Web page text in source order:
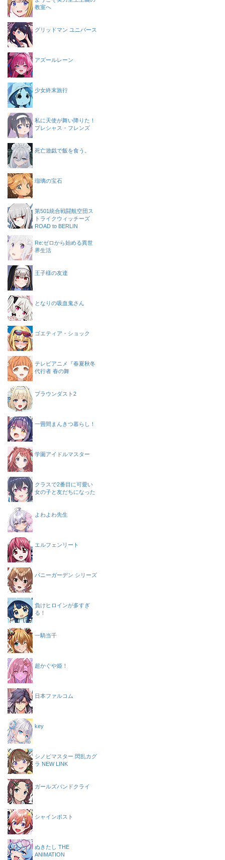
教室へ
グリッドマン ユニバース
アズールレーン
少女終末旅行
私に天使が舞い降りた！
プレシャス・フレンズ
死亡遊戯で飯を食う。
瑠璃の宝石
第501統合戦闘航空団ス
トライクウィッチーズ
ROAD to BERLIN
Re:ゼロから始める異世
界生活
王子様の友達
となりの吸血鬼さん
ゴエティア・ショック
テレビアニメ『春夏秋冬
代行者 春の舞
ブラウンダスト2
一畳間まんきつ暮らし！
学園アイドルマスター
クラスで2番目に可愛い
女の子と友だちになった
よわよわ先生
エルフェンリート
バニーガーデン シリーズ
負けヒロインが多すぎ
る！
一騎当千
超かぐや姫！
日本ファルコム
key
シノビマスター 閃乱カグ
ラ NEW LINK
ガールズバンドクライ
シャインポスト
ぬきたし THE
ANIMATION